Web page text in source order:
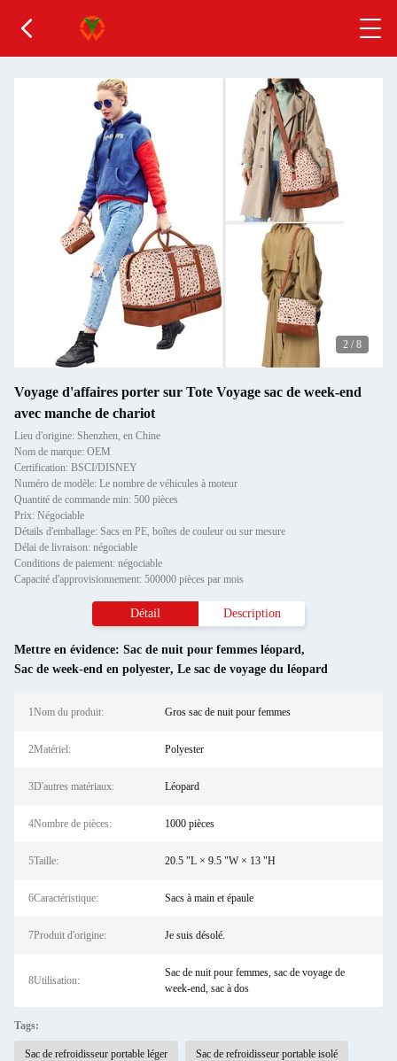
2 / 8
Voyage d'affaires porter sur Tote Voyage sac de week-end
avec manche de chariot
Lieu d'origine: Shenzhen, en Chine
Nom de marque: OEM
Certification: BSCI/DISNEY
Numéro de modèle: Le nombre de véhicules à moteur
Quantité de commande min: 500 pièces
Prix: Négociable
Détails d'emballage: Sacs en PE, boîtes de couleur ou sur mesure
Délai de livraison: négociable
Conditions de paiement: négociable
Capacité d'approvisionnement: 500000 pièces par mois
Détail Description
Mettre en évidence: Sac de nuit pour femmes léopard,
Sac de week-end en polyester, Le sac de voyage du léopard
1Nom du produit: Gros sac de nuit pour femmes
2Matériel: Polyester
3D'autres matériaux: Léopard
4Nombre de pièces: 1000 pièces
5Taille: 20.5 "L × 9.5 "W × 13 "H
6Caractéristique: Sacs à main et épaule
7Produit d'origine: Je suis désolé.
8Utilisation:
Sac de nuit pour femmes, sac de voyage de
week-end, sac à dos
Tags:
Sac de refroidisseur portable léger Sac de refroidisseur portable isolé